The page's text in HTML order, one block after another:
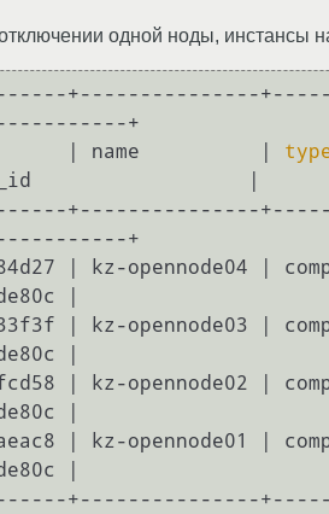
одной ноды, инстансы
+---------------
+
| name          |
|
+---------------
+
| kz-
|
| kz-
|
| kz-
|
| kz-
|
+---------------